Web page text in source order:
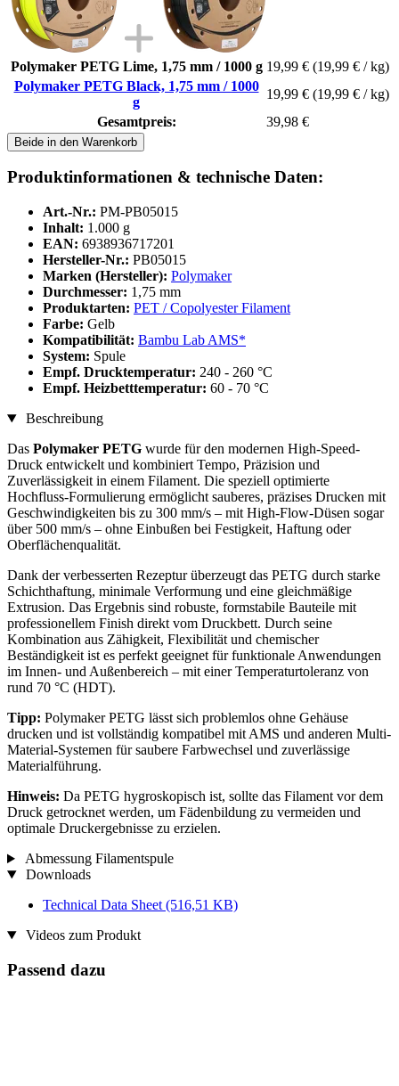
Polymaker PETG Lime, 1,75 mm / 1000 g 19,99 € (19,99 € / kg)
Polymaker PETG Black, 1,75 mm / 1000
g
19,99 € (19,99 € / kg)
Gesamtpreis:
39,98 €
Beide in den Warenkorb
Produktinformationen & technische Daten:
Art.-Nr.: PM-PB05015
Inhalt: 1.000 g
EAN: 6938936717201
Hersteller-Nr.: PB05015
Marken (Hersteller): Polymaker
Durchmesser: 1,75 mm
Produktarten: PET / Copolyester Filament
Farbe: Gelb
Kompatibilität: Bambu Lab AMS*
System: Spule
Empf. Drucktemperatur: 240 - 260 °C
Empf. Heizbetttemperatur: 60 - 70 °C
Beschreibung
Das Polymaker PETG wurde für den modernen High-Speed-
Druck entwickelt und kombiniert Tempo, Präzision und
Zuverlässigkeit in einem Filament. Die speziell optimierte
Hochfluss-Formulierung ermöglicht sauberes, präzises Drucken mit
Geschwindigkeiten bis zu 300 mm/s – mit High-Flow-Düsen sogar
über 500 mm/s – ohne Einbußen bei Festigkeit, Haftung oder
Oberflächenqualität.
Dank der verbesserten Rezeptur überzeugt das PETG durch starke
Schichthaftung, minimale Verformung und eine gleichmäßige
Extrusion. Das Ergebnis sind robuste, formstabile Bauteile mit
professionellem Finish direkt vom Druckbett. Durch seine
Kombination aus Zähigkeit, Flexibilität und chemischer
Beständigkeit ist es perfekt geeignet für funktionale Anwendungen
im Innen- und Außenbereich – mit einer Temperaturtoleranz von
rund 70 °C (HDT).
Tipp: Polymaker PETG lässt sich problemlos ohne Gehäuse
drucken und ist vollständig kompatibel mit AMS und anderen Multi-
Material-Systemen für saubere Farbwechsel und zuverlässige
Materialführung.
Hinweis: Da PETG hygroskopisch ist, sollte das Filament vor dem
Druck getrocknet werden, um Fädenbildung zu vermeiden und
optimale Druckergebnisse zu erzielen.
Abmessung Filamentspule
Downloads
Technical Data Sheet (516,51 KB)
Videos zum Produkt
Passend dazu